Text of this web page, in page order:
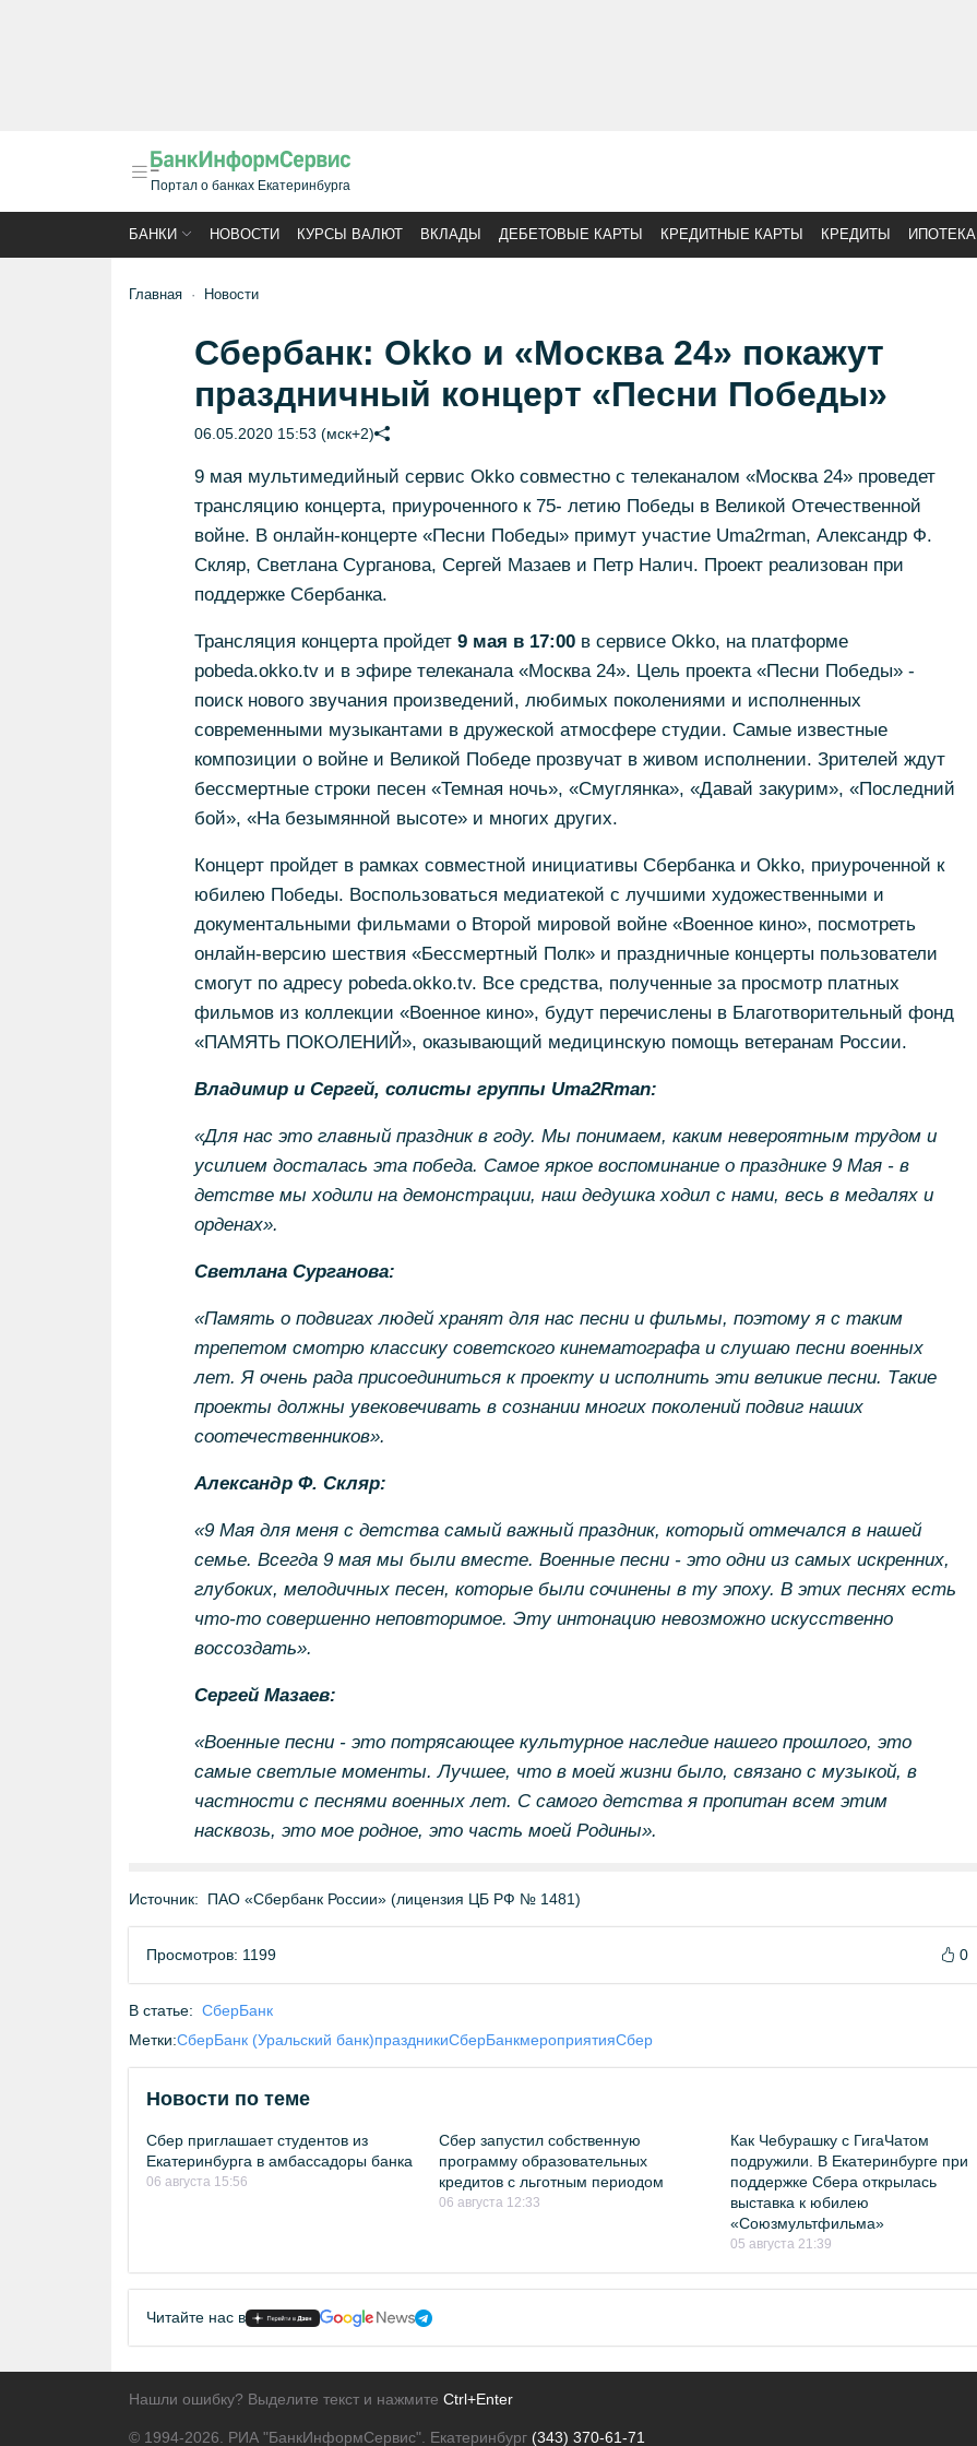
Портал о банках Екатеринбурга
БАНКИ НОВОСТИ КУРСЫ ВАЛЮТ ВКЛАДЫ ДЕБЕТОВЫЕ КАРТЫ КРЕДИТНЫЕ КАРТЫ КРЕДИТЫ ИПОТЕКА
Главная Новости
Сбербанк: Okko и «Москва 24» покажут
праздничный концерт «Песни Победы»
06.05.2020 15:53 (мск+2)
9 мая мультимедийный сервис Okko совместно с телеканалом «Москва 24» проведет
трансляцию концерта, приуроченного к 75- летию Победы в Великой Отечественной
войне. В онлайн-концерте «Песни Победы» примут участие Uma2rman, Александр Ф.
Скляр, Светлана Сурганова, Сергей Мазаев и Петр Налич. Проект реализован при
поддержке Сбербанка.
Трансляция концерта пройдет 9 мая в 17:00в сервисе Okko, на платформе
pobeda.okko.tv и в эфире телеканала «Москва 24». Цель проекта «Песни Победы» -
поиск нового звучания произведений, любимых поколениями и исполненных
современными музыкантами в дружеской атмосфере студии. Самые известные
композиции о войне и Великой Победе прозвучат в живом исполнении. Зрителей ждут
бессмертные строки песен «Темная ночь», «Смуглянка», «Давай закурим», «Последний
бой», «На безымянной высоте» и многих других.
Концерт пройдет в рамках совместной инициативы Сбербанка и Okko, приуроченной к
юбилею Победы. Воспользоваться медиатекой с лучшими художественными и
документальными фильмами о Второй мировой войне «Военное кино», посмотреть
онлайн-версию шествия «Бессмертный Полк» и праздничные концерты пользователи
смогут по адресу pobeda.okko.tv. Все средства, полученные за просмотр платных
фильмов из коллекции «Военное кино», будут перечислены в Благотворительный фонд
«ПАМЯТЬ ПОКОЛЕНИЙ», оказывающий медицинскую помощь ветеранам России.
Владимир и Сергей, солисты группы Uma2Rman:
«Для нас это главный праздник в году. Мы понимаем, каким невероятным трудом и
усилием досталась эта победа. Самое яркое воспоминание о празднике 9 Мая - в
детстве мы ходили на демонстрации, наш дедушка ходил с нами, весь в медалях и
орденах».
Светлана Сурганова:
«Память о подвигах людей хранят для нас песни и фильмы, поэтому я с таким
трепетом смотрю классику советского кинематографа и слушаю песни военных
лет. Я очень рада присоединиться к проекту и исполнить эти великие песни. Такие
проекты должны увековечивать в сознании многих поколений подвиг наших
соотечественников».
Александр Ф. Скляр:
«9 Мая для меня с детства самый важный праздник, который отмечался в нашей
семье. Всегда 9 мая мы были вместе. Военные песни - это одни из самых искренних,
глубоких, мелодичных песен, которые были сочинены в ту эпоху. В этих песнях есть
что-то совершенно неповторимое. Эту интонацию невозможно искусственно
воссоздать».
Сергей Мазаев:
«Военные песни - это потрясающее культурное наследие нашего прошлого, это
самые светлые моменты. Лучшее, что в моей жизни было, связано с музыкой, в
частности с песнями военных лет. С самого детства я пропитан всем этим
насквозь, это мое родное, это часть моей Родины».
Источник: ПАО «Сбербанк России» (лицензия ЦБ РФ № 1481)
Просмотров: 1199 0
В статье: СберБанк
Метки:СберБанк (Уральский банк)праздникиСберБанкмероприятияСбер
Новости по теме
Сбер приглашает студентов из
Екатеринбурга в амбассадоры банка
06 августа 15:56
Сбер запустил собственную
программу образовательных
кредитов с льготным периодом
06 августа 12:33
Как Чебурашку с ГигаЧатом
подружили. В Екатеринбурге при
поддержке Сбера открылась
выставка к юбилею
«Союзмультфильма»
05 августа 21:39
Читайте нас в
Нашли ошибку? Выделите текст и нажмите Ctrl+Enter
© 1994-2026. РИА "БанкИнформСервис". Екатеринбург (343) 370-61-71